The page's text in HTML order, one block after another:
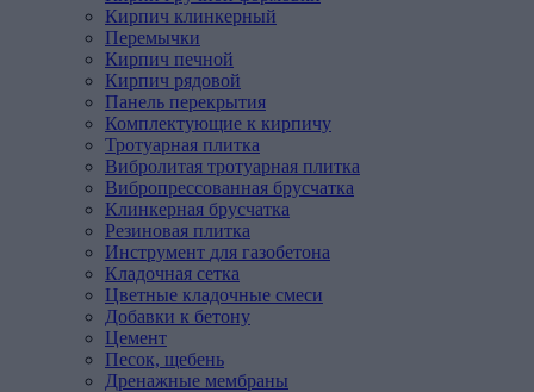
Кирпич клинкерный
Перемычки
Кирпич печной
Кирпич рядовой
Панель перекрытия
Комплектующие к кирпичу
Тротуарная плитка
Вибролитая тротуарная плитка
Вибропрессованная брусчатка
Клинкерная брусчатка
Резиновая плитка
Инструмент для газобетона
Кладочная сетка
Цветные кладочные смеси
Добавки к бетону
Цемент
Песок, щебень
Дренажные мембраны